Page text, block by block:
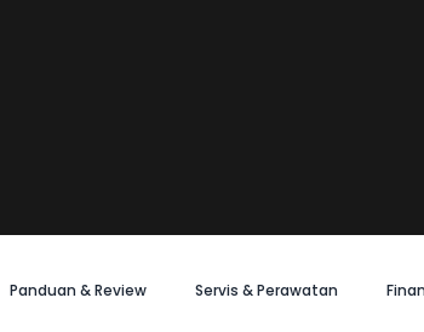
Panduan & Review Servis & Perawatan